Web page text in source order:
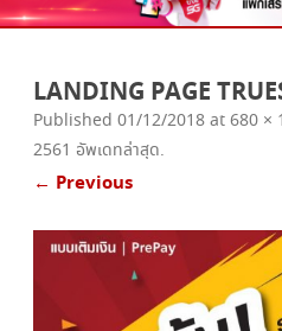
LANDING PAGE
Published 01/12/2018 at 680 ×
2561 อัพเดทล่าสุด.
← Previous